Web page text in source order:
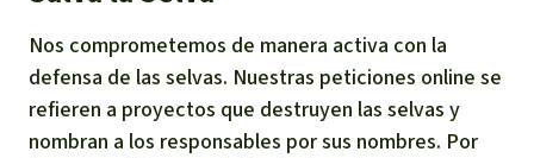
Nos comprometemos de manera activa con la
defensa de las selvas. Nuestras peticiones online se
refieren a proyectos que destruyen las selvas y
nombran a los responsables por sus nombres. Por